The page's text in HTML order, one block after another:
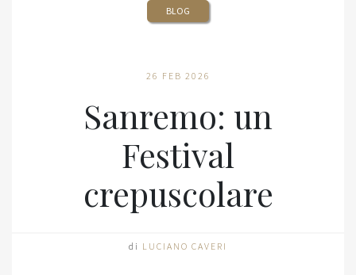
BLOG
26 FEB 2026
Sanremo: un
Festival
crepuscolare
di LUCIANO CAVERI